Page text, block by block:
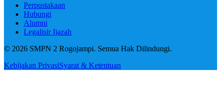
Perpustakaan
Hubungi
Alumni
Legalisir Ijazah
© 2026 SMPN 2 Rogojampi. Semua Hak Dilindungi.
Kebijakan PrivasiSyarat & Ketentuan